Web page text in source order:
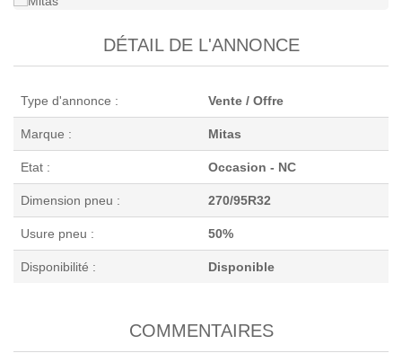
DÉTAIL DE L'ANNONCE
Type d'annonce : Vente / Offre
Marque : Mitas
Etat : Occasion - NC
Dimension pneu : 270/95R32
Usure pneu : 50%
Disponibilité : Disponible
COMMENTAIRES